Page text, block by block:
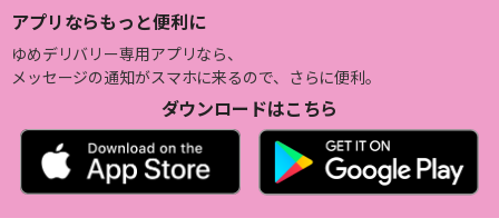
アプリならもっと便利に
ゆめデリバリー専用アプリなら、
メッセージの通知がスマホに来るので、さらに便利。
ダウンロードはこちら